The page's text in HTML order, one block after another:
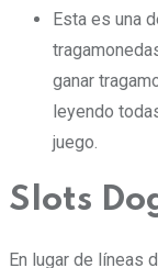
Esta es una
ganar
leyendo
juego.
Slots
En lugar de líneas